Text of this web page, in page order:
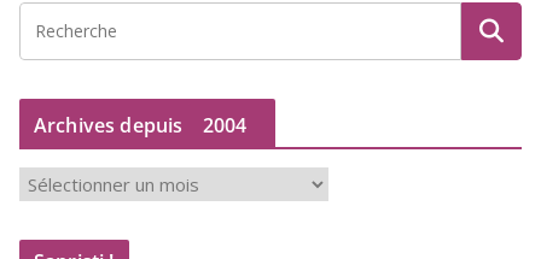
Archives depuis 2004
c